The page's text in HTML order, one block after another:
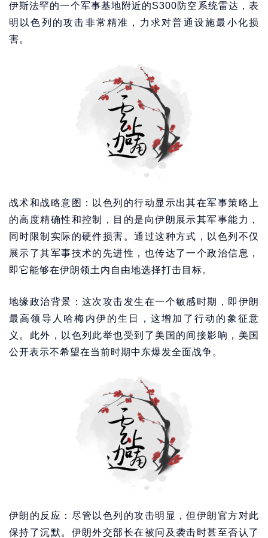
伊斯法罕的一个军事基地附近的S300防空系统雷达，表
明以色列的攻击非常精准，力求对普通设施最小化损
害。
战术和战略意图：以色列的行动显示出其在军事策略上
的高度精确性和控制，目的是向伊朗展示其军事能力，
同时限制实际的硬件损害。通过这种方式，以色列不仅
展示了其军事技术的先进性，也传达了一个政治信息，
即它能够在伊朗领土内自由地选择打击目标。
地缘政治背景：这次攻击发生在一个敏感时期，即伊朗
最高领导人哈梅内伊的生日，这增加了行动的象征意
义。此外，以色列此举也受到了美国的间接影响，美国
公开表示不希望在当前时期中东爆发全面战争。
伊朗的反应：尽管以色列的攻击明显，但伊朗官方对此
保持了沉默。伊朗外交部长在被问及袭击时甚至否认了